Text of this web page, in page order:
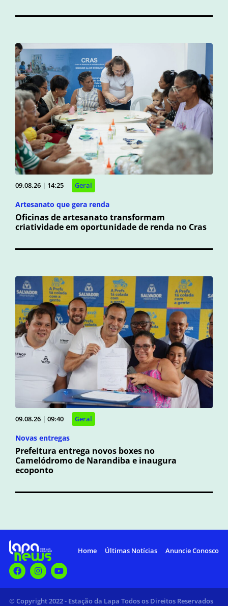
09.08.26 | 14:25 Geral
Artesanato que gera renda
Oficinas de artesanato transformam
criatividade em oportunidade de renda no Cras
09.08.26 | 09:40 Geral
Novas entregas
Prefeitura entrega novos boxes no
Camelódromo de Narandiba e inaugura
ecoponto
Home Últimas Notícias Anuncie Conosco
© Copyright 2022 - Estação da Lapa Todos os Direitos Reservados